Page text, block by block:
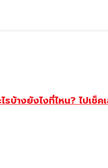
บ้างยังไงที่ไหน? ไปเช็ค